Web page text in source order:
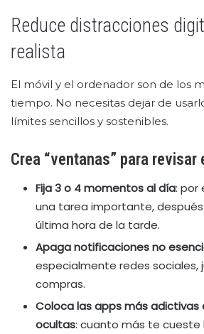
Reduce distracciones
realista
El móvil y el ordenador son de los
tiempo. No necesitas dejar de
límites sencillos y sostenibles.
Crea “ventanas” para revisar
Fija 3 o 4 momentos al día: por
una tarea importante,
última hora de la tarde.
Apaga notificaciones no
especialmente redes sociales,
compras.
Coloca las apps más adictivas
ocultas: cuanto más te cueste